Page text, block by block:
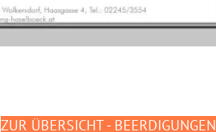
ZUR ÜBERSICHT - BEERDIGUNGEN